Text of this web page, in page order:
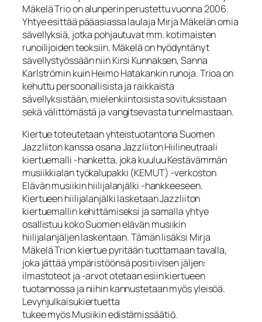
Mäkelä Trio on alunperin perustettu vuonna 2006.
Yhtye esittää pääasiassa laulaja Mirja Mäkelän omia
sävellyksiä, jotka pohjautuvat mm. kotimaisten
runoilijoiden teoksiin. Mäkelä on hyödyntänyt
sävellystyössään niin Kirsi Kunnaksen, Sanna
Karlströmin kuin Heimo Hatakankin runoja. Trioa on
kehuttu persoonallisista ja raikkaista
sävellyksistään, mielenkiintoisista sovituksistaan
sekä välittömästä ja vangitsevasta tunnelmastaan.
Kiertue toteutetaan yhteistuotantona Suomen
Jazzliiton kanssa osana Jazzliiton Hiilineutraali
kiertuemalli -hanketta, joka kuuluu Kestävämmän
musiikkialan työkalupakki (KEMUT) -verkoston
Elävän musiikin hiilijalanjälki -hankkeeseen.
Kiertueen hiilijalanjälki lasketaan Jazzliiton
kiertuemallin kehittämiseksi ja samalla yhtye
osallistuu koko Suomen elävän musiikin
hiilijalanjäljen laskentaan. Tämän lisäksi Mirja
Mäkelä Trion kiertue pyritään tuottamaan tavalla,
joka jättää ympäristöönsä positiivisen jäljen:
ilmastoteot ja -arvot otetaan esiin kiertueen
tuotannossa ja niihin kannustetaan myös yleisöä.
Levynjulkaisukiertuetta
tukee myös Musiikin edistämissäätiö.